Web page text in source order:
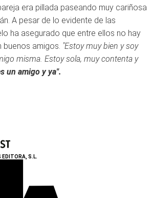
era pillada paseando muy cariñosa
A pesar de lo evidente de las
ha asegurado que entre ellos no hay
buenos amigos. "Estoy muy bien y soy
misma. Estoy sola, muy contenta y
un amigo y ya".
EDITORA, S.L.